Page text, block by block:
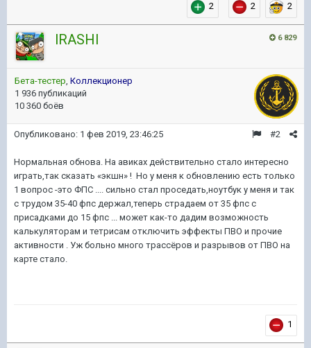
2 2 2
6 829
lRASHl
Бета-тестер Коллекционер
1 936 публикаций
10 360 боёв
#2
Опубликовано: 1 фев 2019, 23:46:25
Нормальная обнова. На авиках действительно стало интересно
играть,так сказать «экшн» ! Но у меня к обновлению есть только
1 вопрос -это ФПС .... сильно стал проседать,ноутбук у меня и так
с трудом 35-40 фпс держал,теперь страдаем от 35 фпс с
присадками до 15 фпс ... может как-то дадим возможность
калькуляторам и тетрисам отключить эффекты ПВО и прочие
активности . Уж больно много трассёров и разрывов от ПВО на
карте стало.
1